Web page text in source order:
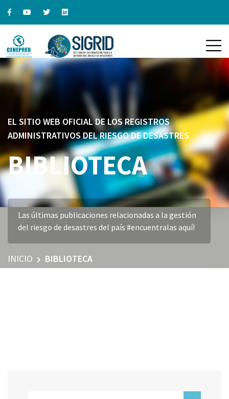
EL SITIO WEB OFICIAL DE LOS REGISTROS
ADMINISTRATIVOS DEL RIESGO DE DESASTRES
BIBLIOTECA
Las últimas publicaciones relacionadas a la gestión
del riesgo de desastres del país #encuentralas aquí!
INICIO BIBLIOTECA